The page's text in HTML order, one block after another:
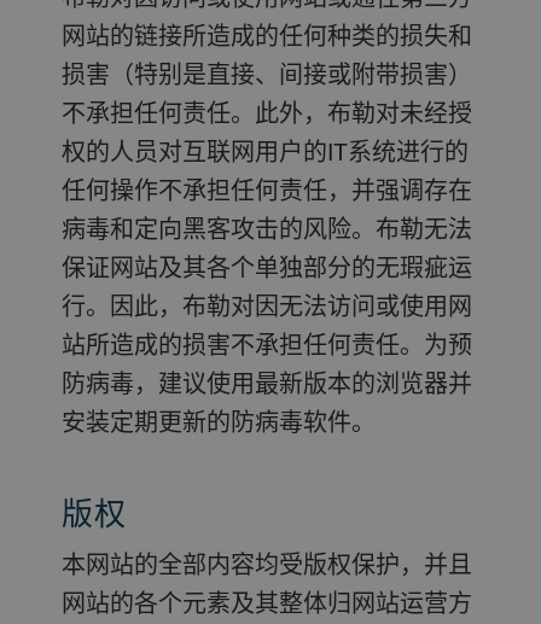
网站的链接所造成的任何种类的损失和
损害（特别是直接、间接或附带损害）
不承担任何责任。此外，布勒对未经授
权的人员对互联网用户的IT系统进行的
任何操作不承担任何责任，并强调存在
病毒和定向黑客攻击的风险。布勒无法
保证网站及其各个单独部分的无瑕疵运
行。因此，布勒对因无法访问或使用网
站所造成的损害不承担任何责任。为预
防病毒，建议使用最新版本的浏览器并
安装定期更新的防病毒软件。
版权
本网站的全部内容均受版权保护，并且
网站的各个元素及其整体归网站运营方